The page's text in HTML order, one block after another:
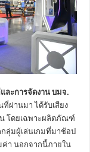
ละการจัดงาน บมจ.
ผ่านมา ได้รับเสียง
โดยเฉพาะผลิตภัณฑ์
ลุ่มผู้เล่นเกมที่มาช้อป
า นอกจากนี้ภายใน